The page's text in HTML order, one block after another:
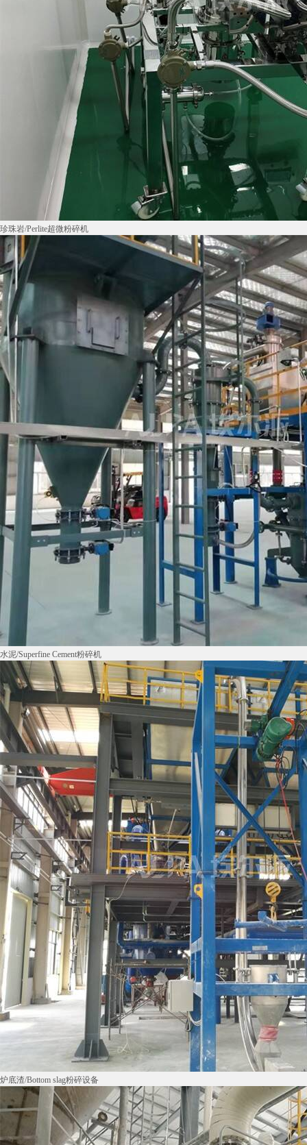
珍珠岩/Perlite超微粉碎机
水泥/Superfine Cement粉碎机
炉底渣/Bottom slag粉碎设备